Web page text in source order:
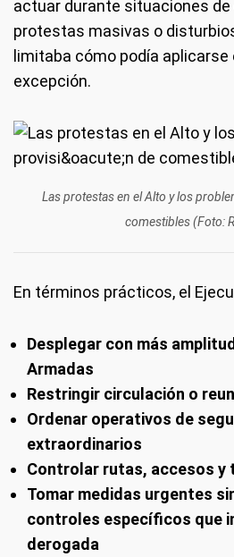
actuar durante situaciones
protestas masivas o
limitaba cómo podía aplicarse
excepción.
Las protestas en el Alto y los
comestibles (Foto:
En términos prácticos, el
Desplegar con más
Armadas
Restringir circulación o
Ordenar operativos de
extraordinarios
Controlar rutas, accesos y
Tomar medidas urgentes
controles específicos que
derogada